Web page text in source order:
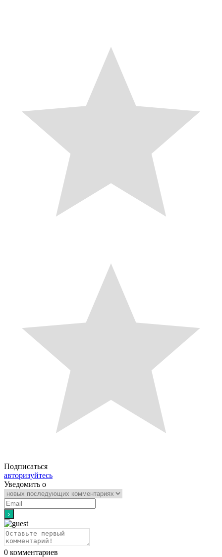
Подписаться
авторизуйтесь
Уведомить о
0 комментариев